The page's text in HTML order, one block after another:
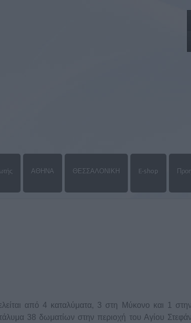
ΑΘΗΝΑ ΘΕΣΣΑΛΟΝΙΚΗ E-shop
από 4 καταλύματα, 3 στη Μύκονο και 1
38 δωματίων στην περιοχή του Αγίου